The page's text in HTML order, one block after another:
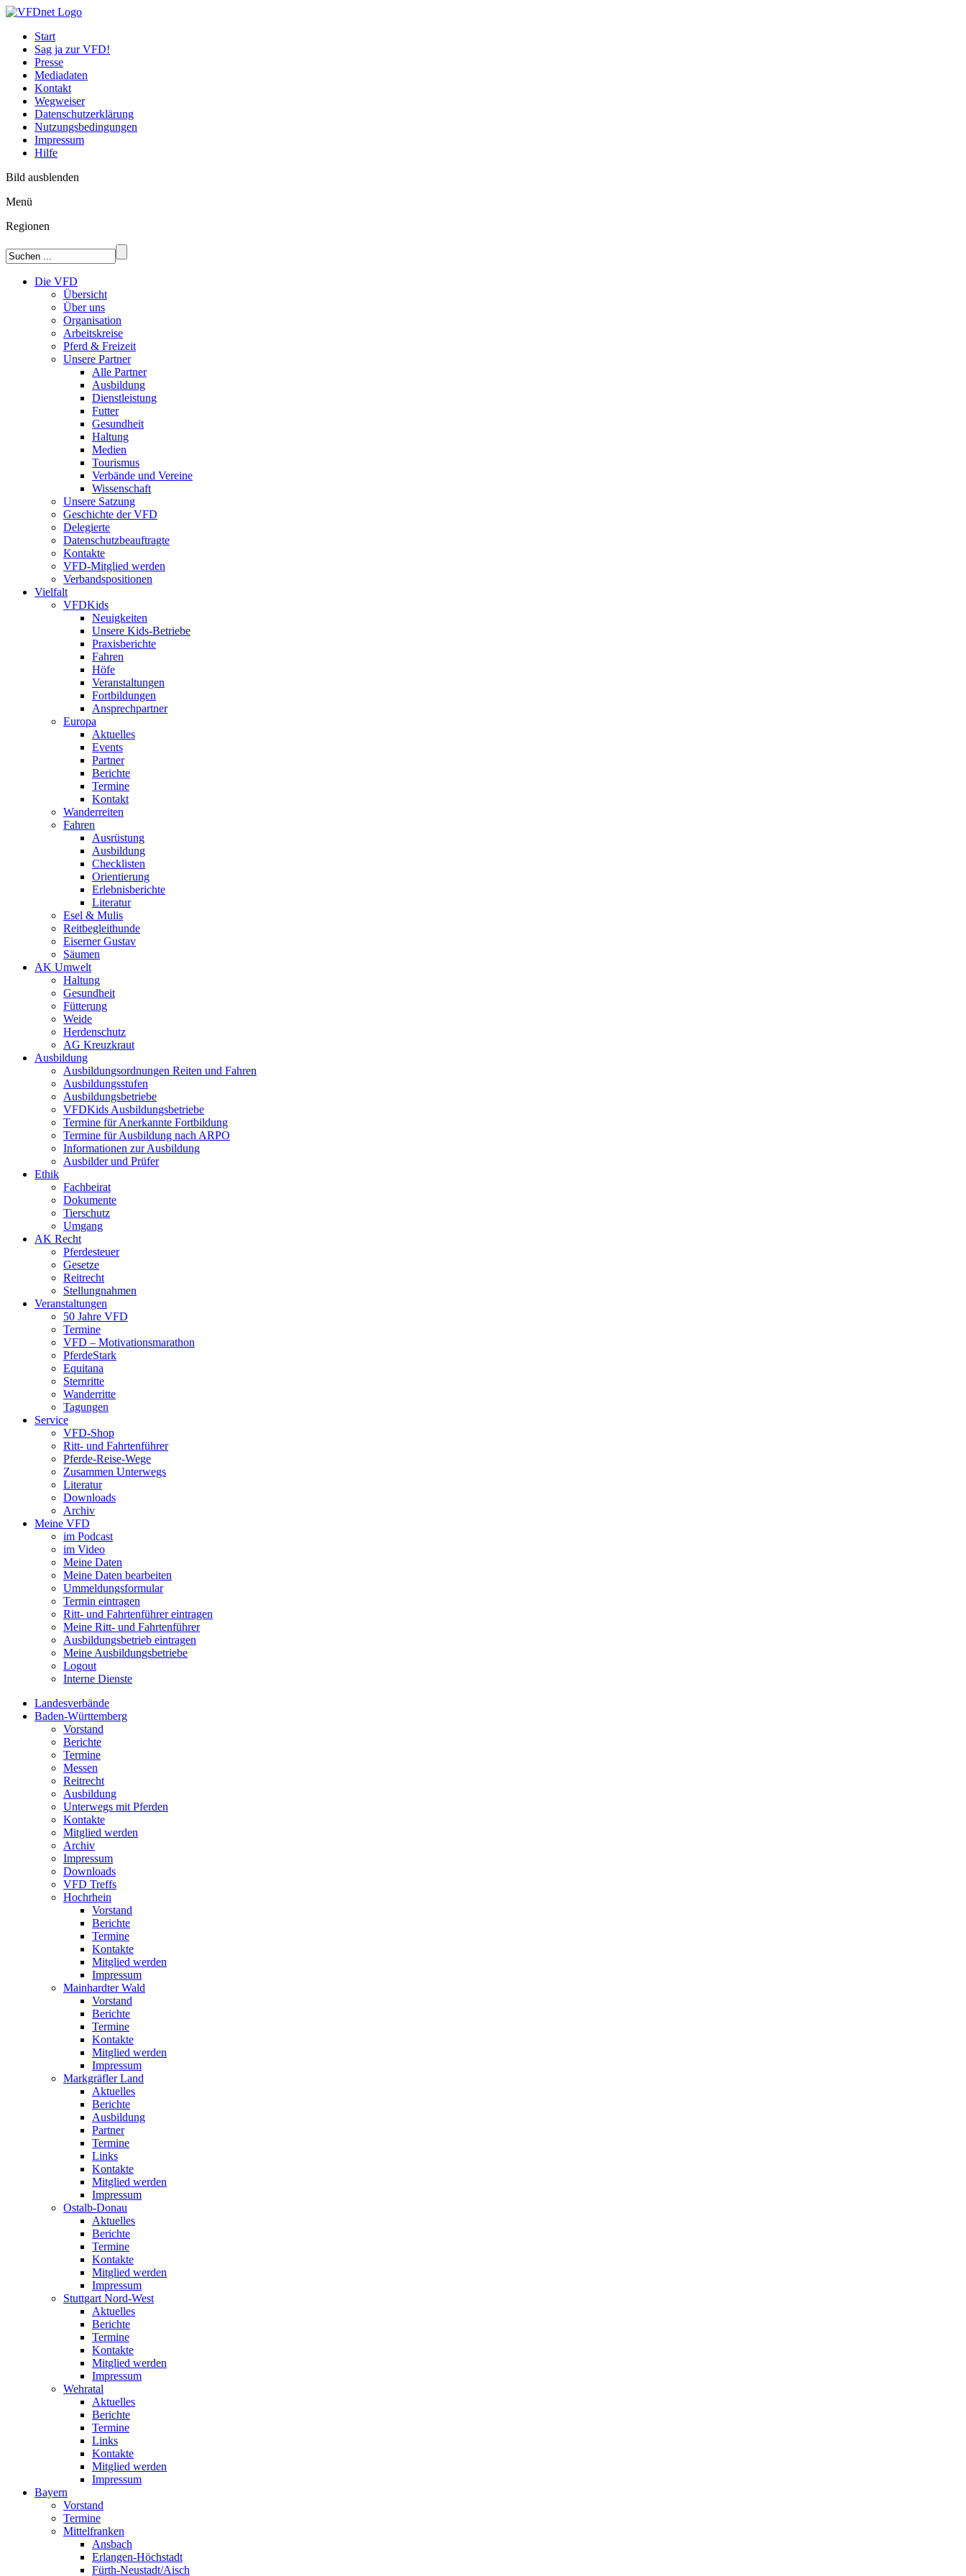
Start
Sag ja zur VFD!
Presse
Mediadaten
Kontakt
Wegweiser
Datenschutzerklärung
Nutzungsbedingungen
Impressum
Hilfe
Bild ausblenden
Menü
Regionen
Die VFD
Übersicht
Über uns
Organisation
Arbeitskreise
Pferd & Freizeit
Unsere Partner
Alle Partner
Ausbildung
Dienstleistung
Futter
Gesundheit
Haltung
Medien
Tourismus
Verbände und Vereine
Wissenschaft
Unsere Satzung
Geschichte der VFD
Delegierte
Datenschutzbeauftragte
Kontakte
VFD-Mitglied werden
Verbandspositionen
Vielfalt
VFDKids
Neuigkeiten
Unsere Kids-Betriebe
Praxisberichte
Fahren
Höfe
Veranstaltungen
Fortbildungen
Ansprechpartner
Europa
Aktuelles
Events
Partner
Berichte
Termine
Kontakt
Wanderreiten
Fahren
Ausrüstung
Ausbildung
Checklisten
Orientierung
Erlebnisberichte
Literatur
Esel & Mulis
Reitbegleithunde
Eiserner Gustav
Säumen
AK Umwelt
Haltung
Gesundheit
Fütterung
Weide
Herdenschutz
AG Kreuzkraut
Ausbildung
Ausbildungsordnungen Reiten und Fahren
Ausbildungsstufen
Ausbildungsbetriebe
VFDKids Ausbildungsbetriebe
Termine für Anerkannte Fortbildung
Termine für Ausbildung nach ARPO
Informationen zur Ausbildung
Ausbilder und Prüfer
Ethik
Fachbeirat
Dokumente
Tierschutz
Umgang
AK Recht
Pferdesteuer
Gesetze
Reitrecht
Stellungnahmen
Veranstaltungen
50 Jahre VFD
Termine
VFD – Motivationsmarathon
PferdeStark
Equitana
Sternritte
Wanderritte
Tagungen
Service
VFD-Shop
Ritt- und Fahrtenführer
Pferde-Reise-Wege
Zusammen Unterwegs
Literatur
Downloads
Archiv
Meine VFD
im Podcast
im Video
Meine Daten
Meine Daten bearbeiten
Ummeldungsformular
Termin eintragen
Ritt- und Fahrtenführer eintragen
Meine Ritt- und Fahrtenführer
Ausbildungsbetrieb eintragen
Meine Ausbildungsbetriebe
Logout
Interne Dienste
Landesverbände
Baden-Württemberg
Vorstand
Berichte
Termine
Messen
Reitrecht
Ausbildung
Unterwegs mit Pferden
Kontakte
Mitglied werden
Archiv
Impressum
Downloads
VFD Treffs
Hochrhein
Vorstand
Berichte
Termine
Kontakte
Mitglied werden
Impressum
Mainhardter Wald
Vorstand
Berichte
Termine
Kontakte
Mitglied werden
Impressum
Markgräfler Land
Aktuelles
Berichte
Ausbildung
Partner
Termine
Links
Kontakte
Mitglied werden
Impressum
Ostalb-Donau
Aktuelles
Berichte
Termine
Kontakte
Mitglied werden
Impressum
Stuttgart Nord-West
Aktuelles
Berichte
Termine
Kontakte
Mitglied werden
Impressum
Wehratal
Aktuelles
Berichte
Termine
Links
Kontakte
Mitglied werden
Impressum
Bayern
Vorstand
Termine
Mittelfranken
Ansbach
Erlangen-Höchstadt
Fürth-Neustadt/Aisch